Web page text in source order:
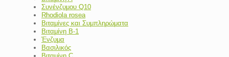
Συνένζυμου Q10
Rhodiola rosea
Βιταμίνες και Συμπληρώματα
Βιταμίνη Β-1
Ένζυμα
Βασιλικός